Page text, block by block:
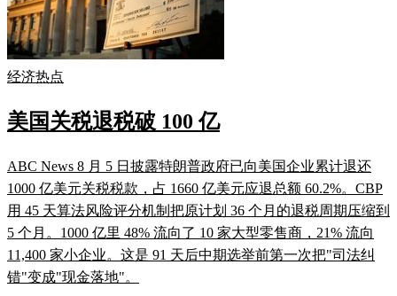
经济热点
美国关税退税破 100 亿
ABC News 8 月 5 日披露特朗普政府已向美国企业累计退还
1000 亿美元关税税款，占 1660 亿美元应退总额 60.2%。CBP
用 45 天算法风险评分机制把原计划 36 个月的退税周期压缩到
5 个月。1000 亿里 48% 流向了 10 家大型零售商，21% 流向
11,400 家小企业。这是 91 天后中期选举前第一次把"司法纠
错"变成"现金落地"。